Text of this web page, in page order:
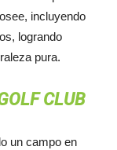
incluyendo
logrando
pura.
CLUB
un campo en